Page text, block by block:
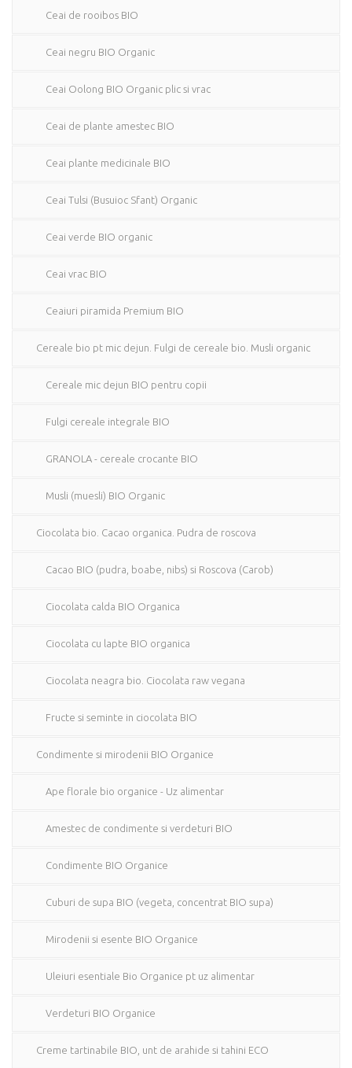
Ceai de rooibos BIO
Ceai negru BIO Organic
Ceai Oolong BIO Organic plic si vrac
Ceai de plante amestec BIO
Ceai plante medicinale BIO
Ceai Tulsi (Busuioc Sfant) Organic
Ceai verde BIO organic
Ceai vrac BIO
Ceaiuri piramida Premium BIO
Cereale bio pt mic dejun. Fulgi de cereale bio. Musli organic
Cereale mic dejun BIO pentru copii
Fulgi cereale integrale BIO
GRANOLA - cereale crocante BIO
Musli (muesli) BIO Organic
Ciocolata bio. Cacao organica. Pudra de roscova
Cacao BIO (pudra, boabe, nibs) si Roscova (Carob)
Ciocolata calda BIO Organica
Ciocolata cu lapte BIO organica
Ciocolata neagra bio. Ciocolata raw vegana
Fructe si seminte in ciocolata BIO
Condimente si mirodenii BIO Organice
Ape florale bio organice - Uz alimentar
Amestec de condimente si verdeturi BIO
Condimente BIO Organice
Cuburi de supa BIO (vegeta, concentrat BIO supa)
Mirodenii si esente BIO Organice
Uleiuri esentiale Bio Organice pt uz alimentar
Verdeturi BIO Organice
Creme tartinabile BIO, unt de arahide si tahini ECO